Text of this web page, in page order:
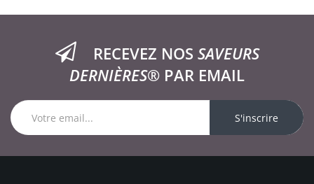
RECEVEZ NOS SAVEURS
DERNIÈRES® PAR EMAIL
S'inscrire